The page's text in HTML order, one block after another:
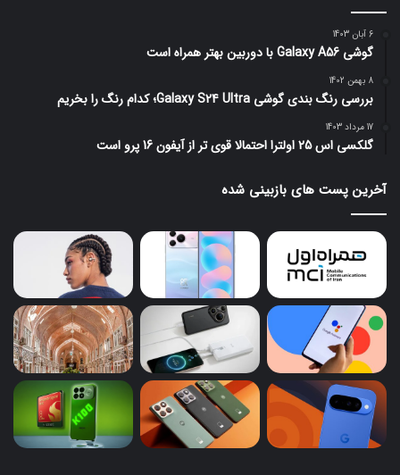
6 آبان 1403
گوشی Galaxy A56 با دوربین بهتر همراه است
8 بهمن 1402
بررسی رنگ بندی گوشی Galaxy S24 Ultra؛ کدام رنگ را بخریم
17 مرداد 1403
گلکسی اس 25 اولترا احتمالا قوی تر از آیفون 16 پرو است
آخرین پست های بازبینی شده